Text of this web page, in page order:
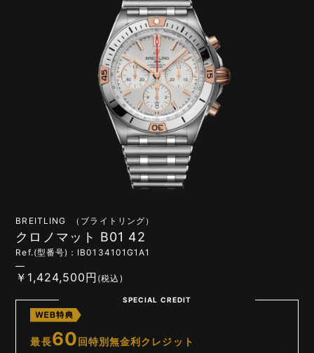
BREITLING （ブライトリング）
クロノマット B01 42
Ref.(型番号)：IB0134101G1A1
￥1,424,500円 (税込)
SPECIAL CREDIT
最長60回特別無金利クレジット